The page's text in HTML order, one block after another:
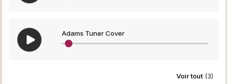
Adams Tuner Cover
(3)
Voir tout